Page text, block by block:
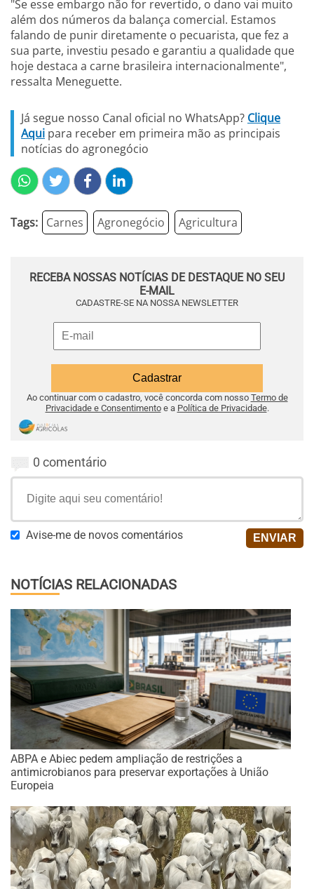
"Se esse embargo não for revertido, o dano vai muito
além dos números da balança comercial. Estamos
falando de punir diretamente o pecuarista, que fez a
sua parte, investiu pesado e garantiu a qualidade que
hoje destaca a carne brasileira internacionalmente",
ressalta Meneguette.
Já segue nosso Canal oficial no WhatsApp? Clique
Aqui para receber em primeira mão as principais
notícias do agronegócio
Tags: Carnes Agronegócio Agricultura
RECEBA NOSSAS NOTÍCIAS DE DESTAQUE NO SEU
E-MAIL
CADASTRE-SE NA NOSSA NEWSLETTER
Ao continuar com o cadastro, você concorda com nosso Termo de
Privacidade e Consentimentoe a Política de Privacidade.
0 comentário
Avise-me de novos comentários
NOTÍCIAS RELACIONADAS
ABPA e Abiec pedem ampliação de restrições a
antimicrobianos para preservar exportações à União
Europeia